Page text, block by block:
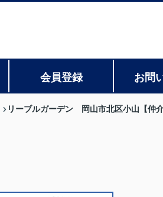
会員登録 お問
リーブルガーデン 岡山市北区小山【仲